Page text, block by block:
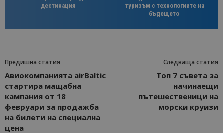
дестинация
туризъм с технологиите на
бъдещето
Предишна статия
Авиокомпанията airBaltic
стартира мащабна
кампания от 18
февруари за продажба
на билети на специална
цена
Следваща статия
Топ 7 съвета за
начинаещи
пътешественици на
морски круизи